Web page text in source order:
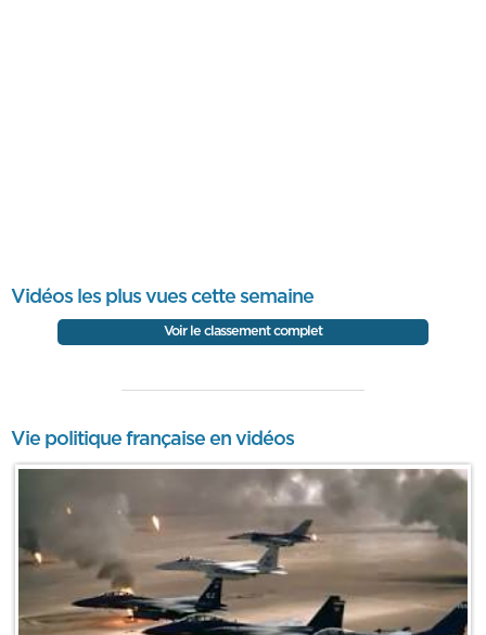
Vidéos les plus vues cette semaine
Voir le classement complet
Vie politique française en vidéos